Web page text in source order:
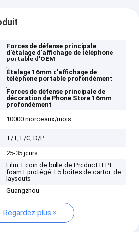
Forces de défense principale
d'étalage d'affichage de téléphone
portable d'OEM
,
Étalage 16mm d'affichage de
téléphone portable profondément
,
Forces de défense principale de
décoration de Phone Store 16mm
profondément
10000 morceaux/mois
T/T, L/C, D/P
25-35 jours
Film + coin de bulle de Product+EPE
foam+ protégé + 5 boîtes de carton de
laysouts
Guangzhou
Regardez plus